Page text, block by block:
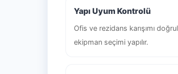
Yapı Uyum Kontrolü
Ofis ve rezidans karışımı
ekipman seçimi yapılır.